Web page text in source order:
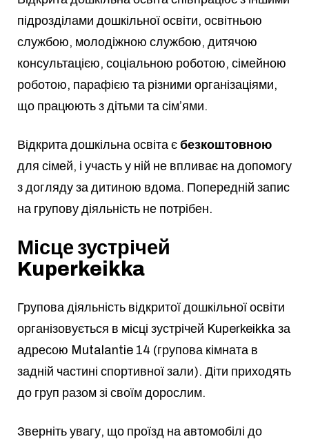
підрозділами дошкільної освіти, освітньою
службою, молодіжною службою, дитячою
консультацією, соціальною роботою, сімейною
роботою, парафією та різними організаціями,
що працюють з дітьми та сім’ями.
Відкрита дошкільна освіта є безкоштовною
для сімей, і участь у ній не впливає на допомогу
з догляду за дитиною вдома. Попередній запис
на групову діяльність не потрібен.
Місце зустрічей
Kuperkeikka
Групова діяльність відкритої дошкільної освіти
організовується в місці зустрічей Kuperkeikka за
адресою Mutalantie 14 (групова кімната в
задній частині спортивної зали). Діти приходять
до груп разом зі своїм дорослим.
Зверніть увагу, що проїзд на автомобілі до